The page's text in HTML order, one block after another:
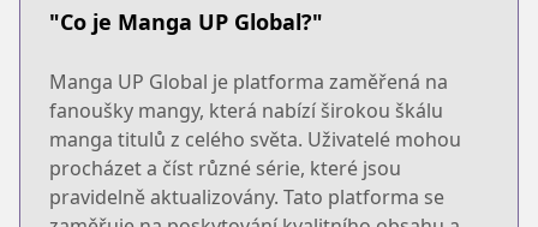
"Co je Manga UP Global?"
Manga UP Global je platforma zaměřená na
fanoušky mangy, která nabízí širokou škálu
manga titulů z celého světa. Uživatelé mohou
procházet a číst různé série, které jsou
pravidelně aktualizovány. Tato platforma se